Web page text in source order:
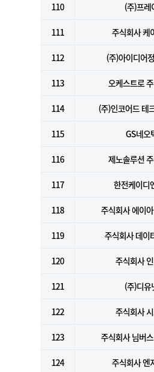
110 (주)프레
111 주식회사 케
112 (주)아이디어
113 오케스트로
114 (주)인코어드 테
115 GS네오
116 제노솔루션
117 한전케이디
118 주식회사 에이
119 주식회사 데이
120 주식회사
121 (주)디유
122 주식회사
123 주식회사 님버
124 주식회사 엔